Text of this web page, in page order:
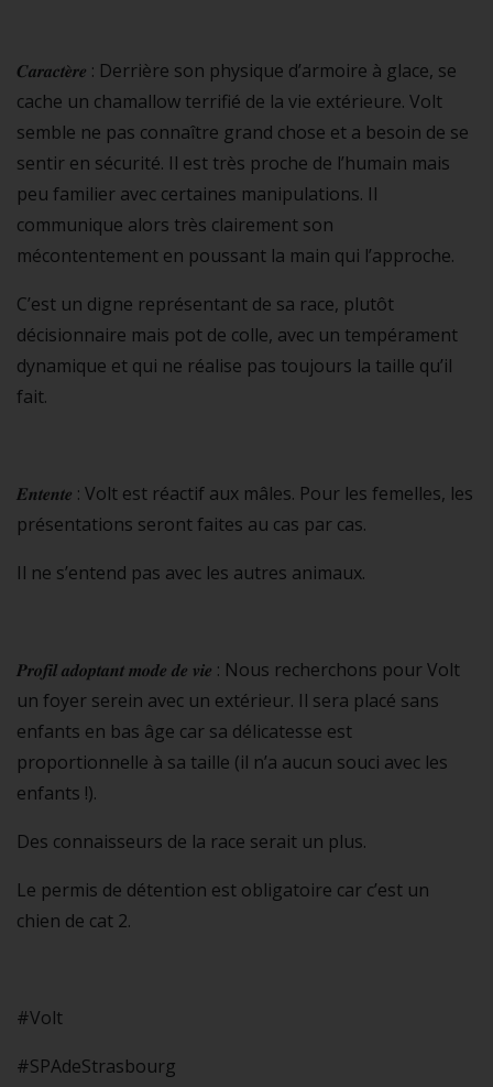
𝑪𝒂𝒓𝒂𝒄𝒕𝒆̀𝒓𝒆 : Derrière son physique d’armoire à glace, se
cache un chamallow terrifié de la vie extérieure. Volt
semble ne pas connaître grand chose et a besoin de se
sentir en sécurité. Il est très proche de l’humain mais
peu familier avec certaines manipulations. Il
communique alors très clairement son
mécontentement en poussant la main qui l’approche.
C’est un digne représentant de sa race, plutôt
décisionnaire mais pot de colle, avec un tempérament
dynamique et qui ne réalise pas toujours la taille qu’il
fait.
𝑬𝒏𝒕𝒆𝒏𝒕𝒆 : Volt est réactif aux mâles. Pour les femelles, les
présentations seront faites au cas par cas.
Il ne s’entend pas avec les autres animaux.
𝑷𝒓𝒐𝒇𝒊𝒍 𝒂𝒅𝒐𝒑𝒕𝒂𝒏𝒕 𝒎𝒐𝒅𝒆 𝒅𝒆 𝒗𝒊𝒆 : Nous recherchons pour Volt
un foyer serein avec un extérieur. Il sera placé sans
enfants en bas âge car sa délicatesse est
proportionnelle à sa taille (il n’a aucun souci avec les
enfants !).
Des connaisseurs de la race serait un plus.
Le permis de détention est obligatoire car c’est un
chien de cat 2.
#Volt
#SPAdeStrasbourg